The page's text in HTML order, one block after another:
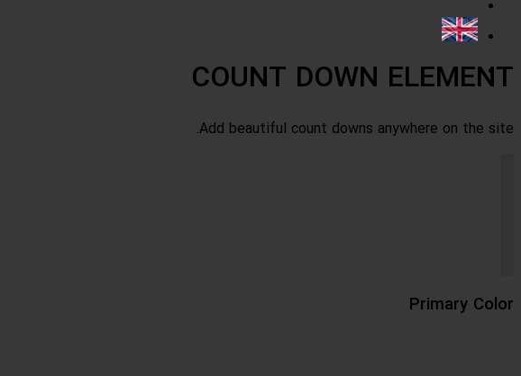
COUNT DOWN ELEMENT
Add beautiful count downs anywhere on the site.
Primary Color